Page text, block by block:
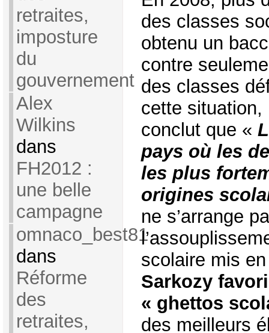
retraites,
imposture
du
gouvernement
Alex
Wilkins
dans
FH2012 :
une belle
campagne
omnaco_best81
dans
Réforme
des
retraites,
des classes
obtenu un
contre
des classes
cette situation,
conclut que «
pays où les
les plus
origines
ne s’arrange
scolaire mis
Sarkozy
« ghettos
des meilleurs